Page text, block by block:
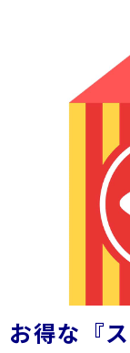
お得な『